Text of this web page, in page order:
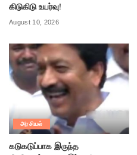
கிடுகிடு உயர்வு!
August 10, 2026
அரசியல்
கடுகடுப்பாக இருந்த